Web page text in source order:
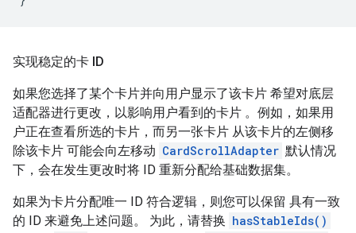
实现稳定的卡 ID
如果您选择了某个卡片并向用户显示了该卡片 希望对底层
适配器进行更改，以影响用户看到的卡片 。例如，如果用
户正在查看所选的卡片，而另一张卡片 从该卡片的左侧移
除该卡片 可能会向左移动 CardScrollAdapter 默认情况
下，会在发生更改时将 ID 重新分配给基础数据集。
如果为卡片分配唯一 ID 符合逻辑，则您可以保留 具有一致
的 ID 来避免上述问题。 为此，请替换 hasStableIds()